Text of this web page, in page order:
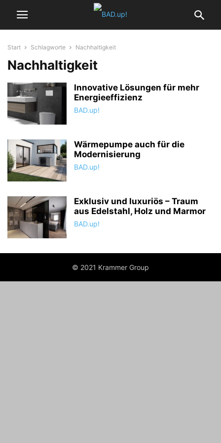
Start Schlagworte Nachhaltigkeit
Nachhaltigkeit
Innovative Lösungen für mehr
Energieeffizienz
BAD.up!
Wärmepumpe auch für die
Modernisierung
BAD.up!
Exklusiv und luxuriös – Traum
aus Edelstahl, Holz und Marmor
BAD.up!
© 2021 Krammer Group